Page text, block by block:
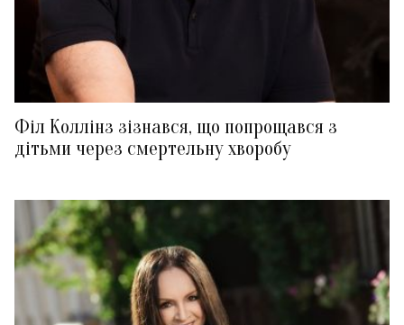
Філ Коллінз зізнався, що попрощався з
дітьми через смертельну хворобу